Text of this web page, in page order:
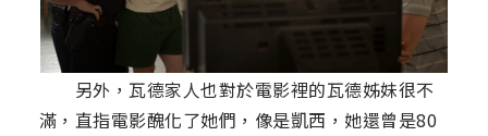
另外，瓦德家人也對於電影裡的瓦德姊妹很不
滿，直指電影醜化了她們，像是凱西，她還曾是80